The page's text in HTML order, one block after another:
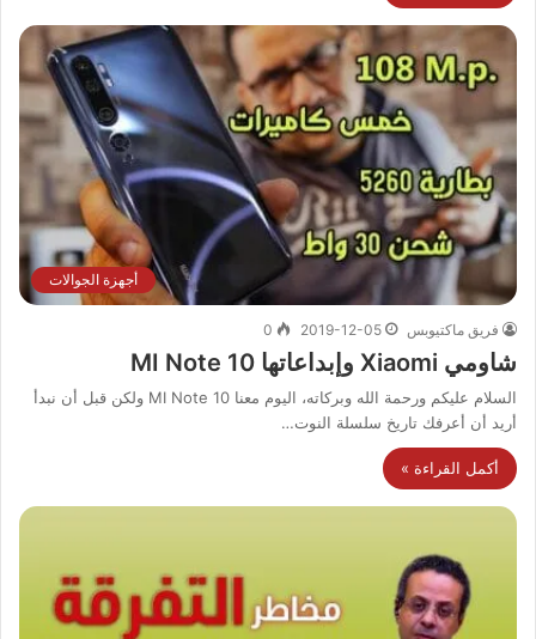
أجهزة الجوالات
فريق ماكتيوبس 2019-12-05
0
شاومي Xiaomi وإبداعاتها MI Note 10
السلام عليكم ورحمة الله وبركاته، اليوم معنا MI Note 10 ولكن قبل أن نبدأ
أريد أن أعرفك تاريخ سلسلة النوت…
أكمل القراءة »